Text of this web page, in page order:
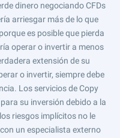
dinero negociando CFDs
arriesgar más de lo que
es posible que pierda
operar o invertir a menos
extensión de su
o invertir, siempre debe
Los servicios de Copy
su inversión debido a la
riesgos implícitos no le
un especialista externo